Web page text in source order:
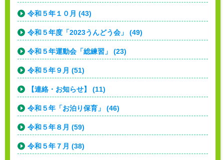
令和５年１０月 (43)
令和５年度「2023うんどう会」 (49)
令和５年運動会「総練習」 (23)
令和５年９月 (51)
【連絡・お知らせ】 (11)
令和５年「お泊り保育」 (46)
令和５年８月 (59)
令和５年７月 (38)